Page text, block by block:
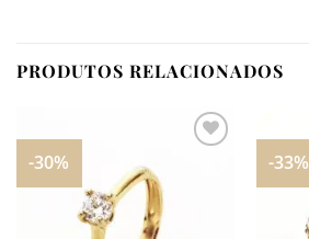
PRODUTOS RELACIONADOS
-30% -33%